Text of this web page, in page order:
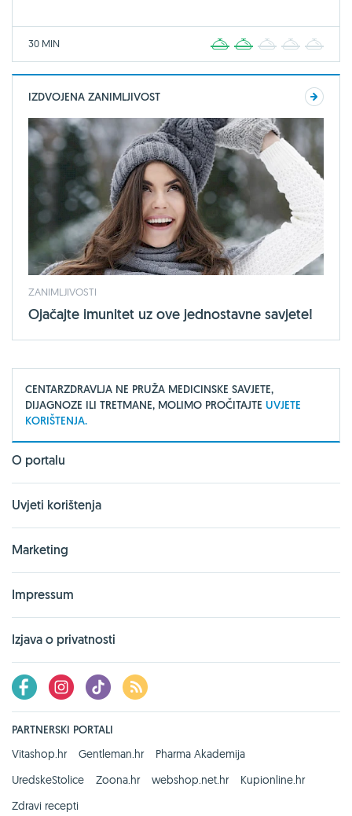
30 MIN 2 3 4
IZDVOJENA ZANIMLJIVOST
ZANIMLJIVOSTI
Ojačajte imunitet uz ove jednostavne savjete!
CENTARZDRAVLJA NE PRUŽA MEDICINSKE SAVJETE,
DIJAGNOZE ILI TRETMANE, MOLIMO PROČITAJTE UVJETE
KORIŠTENJA.
O portalu
Uvjeti korištenja
Marketing
Impressum
Izjava o privatnosti
PARTNERSKI PORTALI
Vitashop.hr
Gentleman.hr
Pharma Akademija
UredskeStolice
Zoona.hr webshop.net.hr
Kupionline.hr
Zdravi recepti